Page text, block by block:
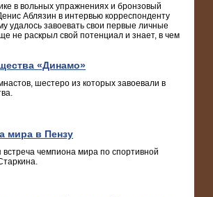
в вольных упражнениях и бронзовый
Аблязин в интервью корреспонденту
удалось завоевать свои первые личные
не раскрыл свой потенциал и знает, в чем
«Динамо»
шестеро из которых завоевали в
мира в Пензу
чемпиона мира по спортивной